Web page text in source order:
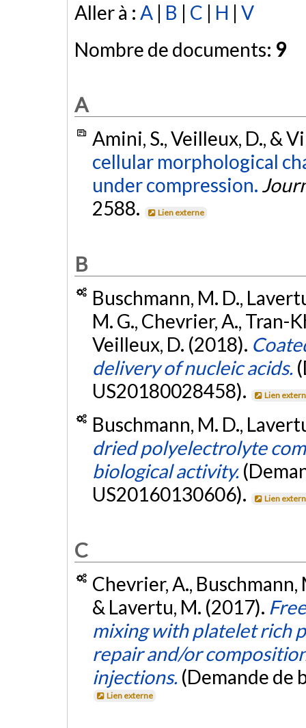
Aller à : A | B | C | H | V
Nombre de documents: 9
A
Amini, S., Veilleux, D., &
cellular morphological
under compression.
2588.
Lien externe
B
Buschmann, M. D.,
M. G., Chevrier, A., Tran-
Veilleux, D. (2018).
delivery of nucleic acids.
US20180028458).
Lien
Buschmann, M. D.,
dried polyelectrolyte
biological activity.
US20160130606).
Lien
C
Chevrier, A., Buschmann,
& Lavertu, M. (2017).
mixing with platelet rich
repair and/or
injections. (Demande de
Lien externe